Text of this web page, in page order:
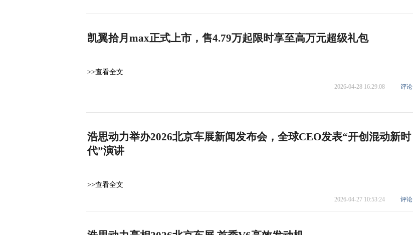
凯翼拾月max正式上市，售4.79万起限时享至高万元超级礼包
>>查看全文
2026-04-28 16:29:08 评论
浩思动力举办2026北京车展新闻发布会，全球CEO发表“开创混动新时
代”演讲
>>查看全文
2026-04-27 10:53:24 评论